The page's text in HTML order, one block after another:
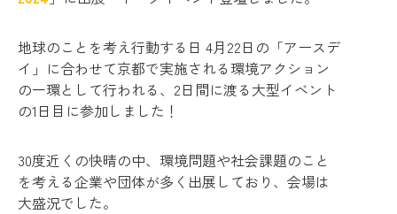
地球のことを考え行動する日 4月22日の「アースデ
イ」に合わせて京都で実施される環境アクション
の一環として行われる、2日間に渡る大型イベント
の1日目に参加しました！
30度近くの快晴の中、環境問題や社会課題のこと
を考える企業や団体が多く出展しており、会場は
大盛況でした。